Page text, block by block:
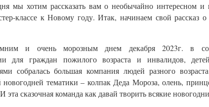
мы хотим рассказать вам о необычайно интересном и
классе к Новому году. Итак, начинаем свой рассказ
и очень морозным днем декабря 2023г. в
для граждан пожилого возраста и инвалидов,
собралась большая компания людей разного
новогодней тематики – колпак Деда Мороза, олень,
эта сказочная команда как давай творить всякие